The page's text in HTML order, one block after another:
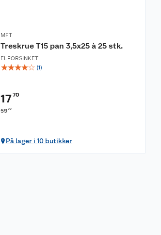
MFT
Treskrue T15 pan 3,5x25 à 25 stk.
ELFORSINKET
☆☆☆☆☆ (1)
1770
5900
På lager i 10 butikker